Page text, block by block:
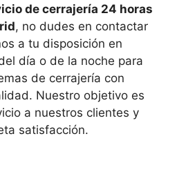
de cerrajería 24 horas
, no dudes en contactar
a tu disposición en
día o de la noche para
de cerrajería con
Nuestro objetivo es
a nuestros clientes y
satisfacción.